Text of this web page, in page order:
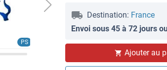
PS
Destination: France
Envoi sous 45 à 72 jours
Ajouter au